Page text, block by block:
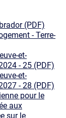
(PDF)
- Terre-
et-
- 25 (PDF)
et-
- 28 (PDF)
pour le
aux
sur le